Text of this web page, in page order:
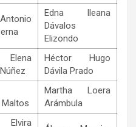
Edna Ileana
Dávalos
Elizondo
Héctor Hugo
Dávila Prado
Maltos
Martha Loera
Arámbula
Elvira